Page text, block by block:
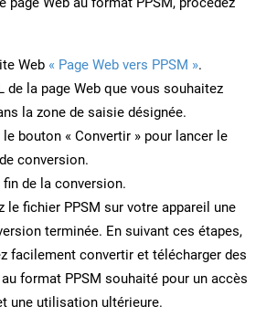
Web « Page Web vers PPSM ».
de la page Web que vous souhaitez
la zone de saisie désignée.
bouton « Convertir » pour lancer le
conversion.
de la conversion.
le fichier PPSM sur votre appareil une
terminée. En suivant ces étapes,
facilement convertir et télécharger des
au format PPSM souhaité pour un accès
une utilisation ultérieure.